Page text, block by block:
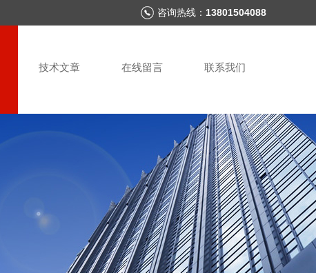
咨询热线： 13801504088
技术文章 在线留言 联系我们